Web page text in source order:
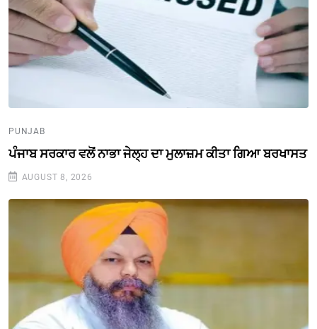
PUNJAB
ਪੰਜਾਬ ਸਰਕਾਰ ਵਲੋਂ ਨਾਭਾ ਜੇਲ੍ਹ ਦਾ ਮੁਲਾਜ਼ਮ ਕੀਤਾ ਗਿਆ ਬਰਖਾਸਤ
AUGUST 8, 2026